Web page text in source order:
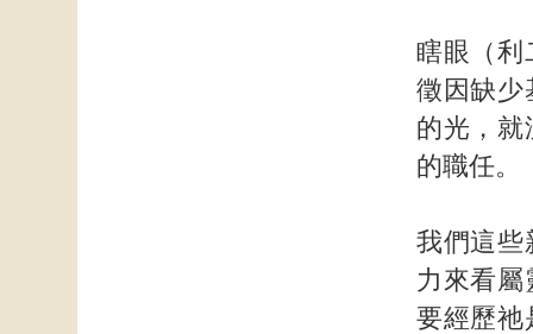
瞎眼（利
徵因缺少
的光，就
的職任。
我們這些
力來看
要經歷祂